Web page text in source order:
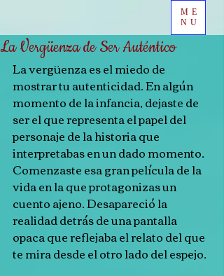
ME
NU
La Vergüenza de Ser Auténtico
La vergüenza es el miedo de
mostrar tu autenticidad. En algún
momento de la infancia, dejaste de
ser el que representa el papel del
personaje de la historia que
interpretabas en un dado momento.
Comenzaste esa gran película de la
vida en la que protagonizas un
cuento ajeno. Desapareció la
realidad detrás de una pantalla
opaca que reflejaba el relato del que
te mira desde el otro lado del espejo.